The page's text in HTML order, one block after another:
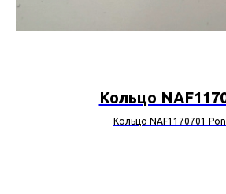
Кольцо
Кольцо NAF1170701